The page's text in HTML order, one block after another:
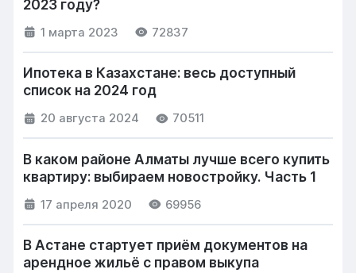
2023 году?
1 марта 2023 72837
Ипотека в Казахстане: весь доступный
список на 2024 год
20 августа 2024 70511
В каком районе Алматы лучше всего купить
квартиру: выбираем новостройку. Часть 1
17 апреля 2020 69956
В Астане стартует приём документов на
арендное жильё с правом выкупа